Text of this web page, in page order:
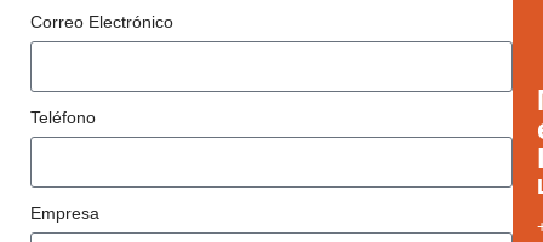
Correo Electrónico
Teléfono
Empresa